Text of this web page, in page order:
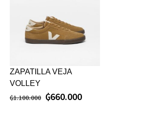
ZAPATILLA VEJA
VOLLEY
₲1.100.000 ₲660.000